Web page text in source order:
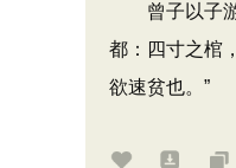
曾子以子游
都：四寸之棺
欲速贫也。”